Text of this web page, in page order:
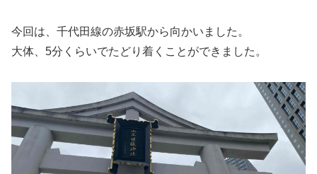
今回は、千代田線の赤坂駅から向かいました。
大体、5分くらいでたどり着くことができました。